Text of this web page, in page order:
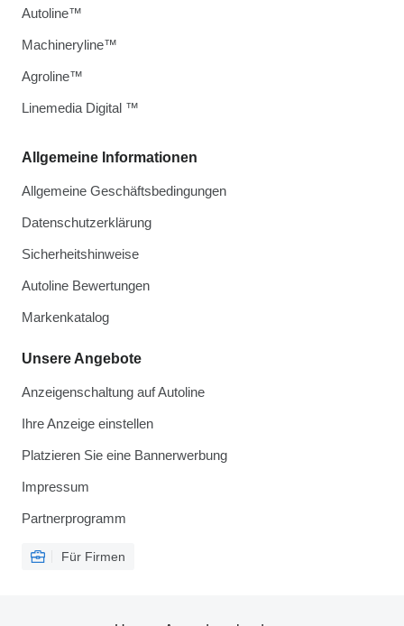
Allgemeine Informationen
Allgemeine Geschäftsbedingungen
Datenschutzerklärung
Sicherheitshinweise
Autoline Bewertungen
Markenkatalog
Unsere Angebote
Anzeigenschaltung auf Autoline
Ihre Anzeige einstellen
Platzieren Sie eine Bannerwerbung
Impressum
Partnerprogramm
Für Firmen
Autoline™
Machineryline™
Agroline™
Linemedia Digital ™